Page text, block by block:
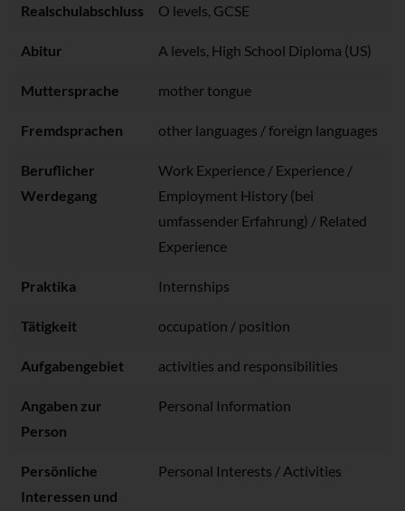
Realschulabschluss O levels, GCSE
Abitur A levels, High School Diploma (US)
Muttersprache mother tongue
Fremdsprachen other languages / foreign languages
Beruflicher
Werdegang
Work Experience / Experience /
Employment History (bei
umfassender Erfahrung) / Related
Experience
Praktika Internships
Tätigkeit occupation / position
Aufgabengebiet activities and responsibilities
Angaben zur
Person
Personal Information
Persönliche
Interessen und
Personal Interests / Activities